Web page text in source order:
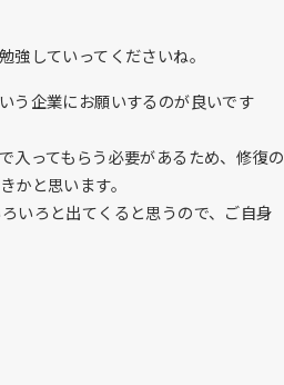
強していってくださいね。
う企業にお願いするのが良いです
入ってもらう必要があるため、修復の
かと思います。
いろと出てくると思うので、ご自身